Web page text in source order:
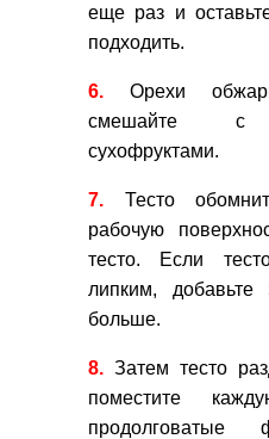
еще раз и
подходить.
6.
Орехи
смешайте с
сухофруктами.
7.
Тесто
рабочую
тесто. Если
липким,
больше.
8. Затем тесто
поместите
продолговатые